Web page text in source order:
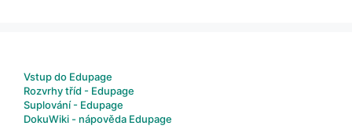
Vstup do Edupage
Rozvrhy tříd - Edupage
Suplování - Edupage
DokuWiki - nápověda Edupage